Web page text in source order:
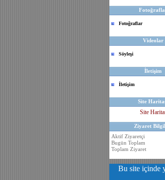
Fotoğraflar
Videolar
Söyleşi
İletişim
İletişim
Site
Site
Ziyaret
Aktif Ziyaretçi
Bugün Toplam
Toplam Ziyaret
Bu site içinde